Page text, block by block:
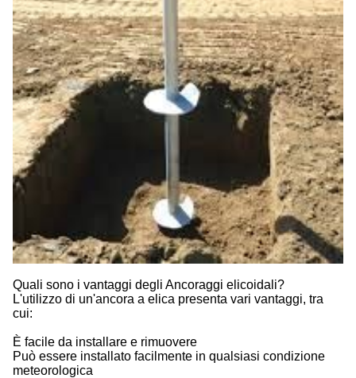
Quali sono i vantaggi degli Ancoraggi elicoidali?
L'utilizzo di un'ancora a elica presenta vari vantaggi, tra
cui:
È facile da installare e rimuovere
Può essere installato facilmente in qualsiasi condizione
meteorologica